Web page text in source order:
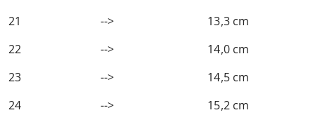
21 --> 13,3 cm
22 --> 14,0 cm
23 --> 14,5 cm
24 --> 15,2 cm